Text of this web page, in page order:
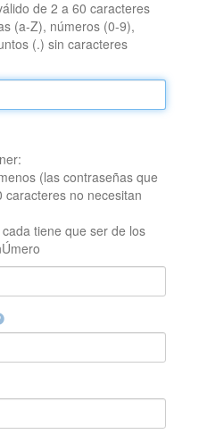
de 2 a 60 caracteres
(a-Z), números (0-9),
(.) sin caracteres
(las contraseñas que
no necesitan
tiene que ser de los